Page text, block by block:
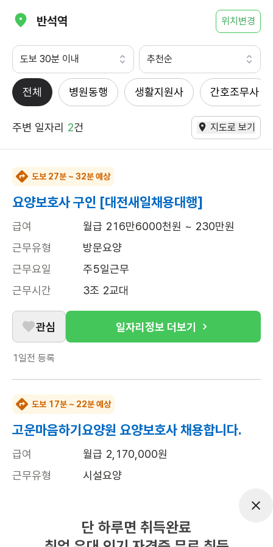
반석역 위치변경
도보 30분 이내 추천순
전체 병원동행 생활지원사 간호조무사
주변 일자리 2건 지도로 보기
도보 27분 ~ 32분 예상
요양보호사 구인 [대전새일채용대행]
급여
월급 216만6000천원 ~ 230만원
근무유형
방문요양
근무요일
주5일근무
근무시간
3조 2교대
관심 일자리정보 더보기
1일전 등록
도보 17분 ~ 22분 예상
고운마음하기요양원 요양보호사 채용합니다.
급여
월급 2,170,000원
근무유형
시설요양
평일 : 주간근무 : 9시~18시
야간근무 : 18시~익일09시
단 하루면 취득완료